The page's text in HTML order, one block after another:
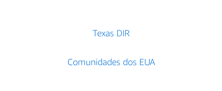
Texas DIR
Comunidades dos EUA